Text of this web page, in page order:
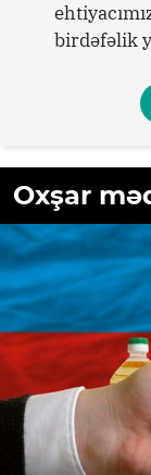
birdəfəlik
Oxşar